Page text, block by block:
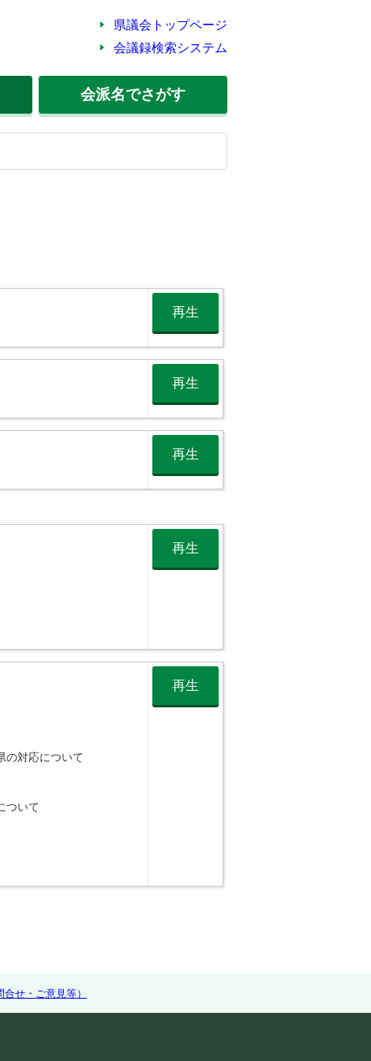
県議会トップページ
会議録検索システム
会派名でさがす
再生
再生
再生
再生
の対応について
ついて
再生
せ・ご意見等）